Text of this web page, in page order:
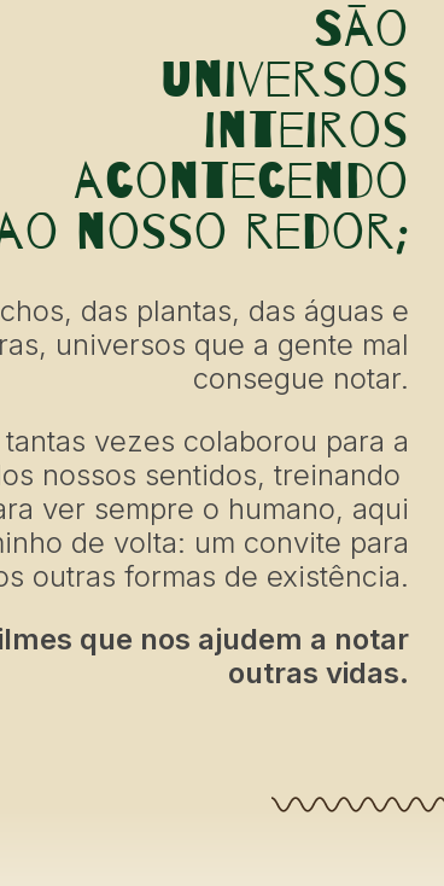
São
universos
inteiros
acontecendo
nosso redor;
das plantas, das águas e
universos que a gente mal
consegue notar.
vezes colaborou para a
nossos sentidos, treinando
ver sempre o humano, aqui
de volta: um convite para
outras formas de existência.
que nos ajudem a notar
outras vidas.